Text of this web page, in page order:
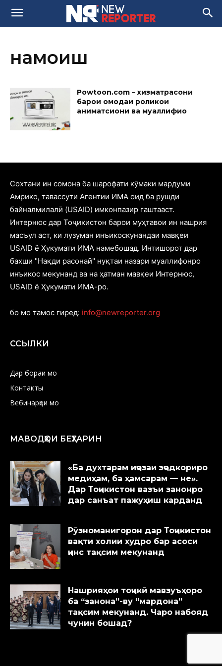
намоиш
Powtoon.com – хизматрасони
барои омодаи роликҳои
аниматсиони ва муаллифиҳо
Cохтани ин сомона ба шарофати кӯмаки мардуми
Амрико, тавассути Агентии ИМА оид ба рушди
байналмилалӣ (USAID) имконпазир гаштааст.
Интернюс дар Тоҷикистон барои муҳтавои ин нашрия
масъул аст, ки лузуман инъикоскунандаи мавқеи
USAID ё Ҳукумати ИМА намебошад. Интишорот дар
бахши "Нақди расонаӣ" нуқтаи назари муаллифонро
инъикос мекунанд ва на ҳатман мавқеи Интернюс,
USAID ё Ҳукумати ИМА-ро.
бо мо тамос гиред: info@newreporter.org
ССЫЛКИ
Дар бораи мо
Контакты
Вебинарҳои мо
МАВОДҲОИ БЕҲТАРИН
«Ба духтарам иҷозаи эҷодкориро
медиҳам, ба ҳамсарам — не».
Дар Тоҷикистон вазъи занонро
дар санъат пажуҳиш карданд
Рӯзноманигорон дар Тоҷикистон
вақти холии худро бар асоси
ҷинс тақсим мекунанд
Нашрияҳои тоҷикӣ мавзуъҳоро
ба “занона”-ву “мардона”
тақсим мекунанд. Чаро набояд
чунин бошад?